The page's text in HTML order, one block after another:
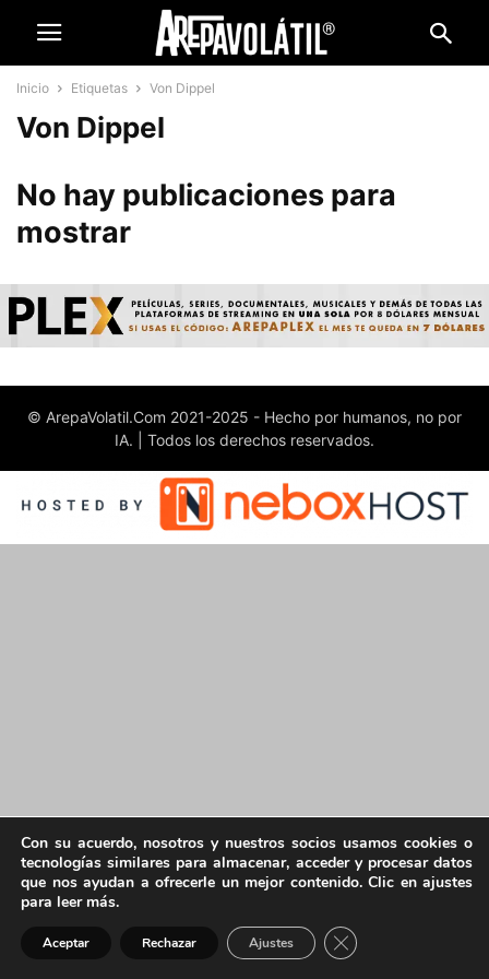
Inicio Etiquetas Von Dippel
Von Dippel
No hay publicaciones para
mostrar
© ArepaVolatil.Com 2021-2025 - Hecho por humanos, no por
IA. | Todos los derechos reservados.
Con su acuerdo, nosotros y nuestros socios usamos cookies o
tecnologías similares para almacenar, acceder y procesar datos
que nos ayudan a ofrecerle un mejor contenido. Clic en ajustes
para leer más.
Aceptar Rechazar Ajustes Cerrar el banner de